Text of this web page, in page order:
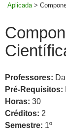
Aplicada >
Professores:
Pré-Requisitos:
Horas: 30
Créditos: 2
Semestre: 1º